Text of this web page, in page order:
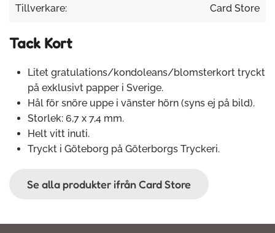
Tillverkare: Card Store
Tack Kort
Litet gratulations/kondoleans/blomsterkort tryckt
på exklusivt papper i Sverige.
Hål för snöre uppe i vänster hörn (syns ej på bild).
Storlek: 6,7 x 7,4 mm.
Helt vitt inuti.
Tryckt i Göteborg på Göterborgs Tryckeri.
Se alla produkter ifrån Card Store